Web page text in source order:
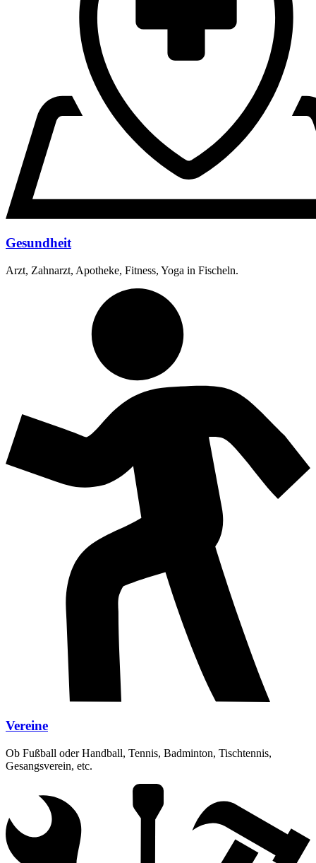
Gesundheit
Arzt, Zahnarzt, Apotheke, Fitness, Yoga in Fischeln.
Vereine
Ob Fußball oder Handball, Tennis, Badminton, Tischtennis,
Gesangsverein, etc.